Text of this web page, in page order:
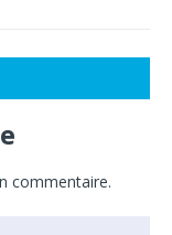
commentaire.